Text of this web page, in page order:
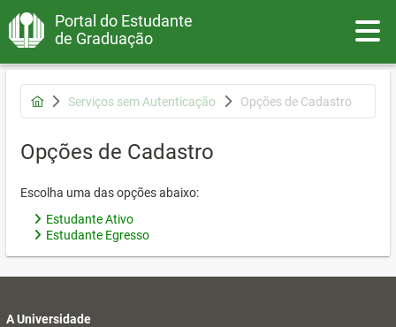
Portal do Estudante
de Graduação
Serviços sem Autenticação Opções de Cadastro
Opções de Cadastro
Escolha uma das opções abaixo:
Estudante Ativo
Estudante Egresso
A Universidade